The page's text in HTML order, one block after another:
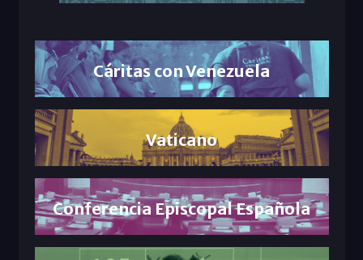
Cáritas con Venezuela
Vaticano
Conferencia Episcopal Española